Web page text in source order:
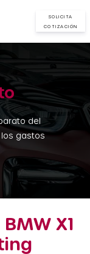
SOLICITA
COTIZACIÓN
del
gastos
X1